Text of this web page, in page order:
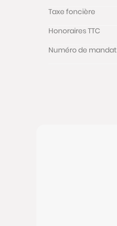
Taxe foncière
Honoraires TTC
Numéro de mandat